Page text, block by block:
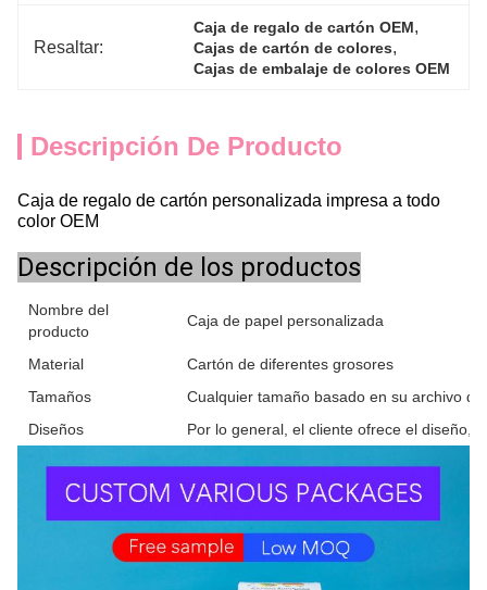
Resaltar:
Caja de regalo de cartón OEM,
Cajas de cartón de colores,
Cajas de embalaje de colores OEM
Descripción De Producto
Caja de regalo de cartón personalizada impresa a todo
color OEM
Descripción de los productos
Nombre del
producto
Caja de papel personalizada
Material
Cartón de diferentes grosores
Tamaños
Cualquier tamaño basado en su archivo
Diseños
Por lo general, el cliente ofrece el diseño,